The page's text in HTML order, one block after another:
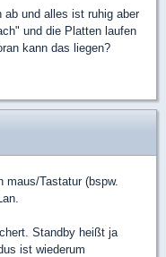
ab und alles ist ruhig aber
und die Platten laufen
kann das liegen?
maus/Tastatur (bspw.
Standby heißt ja
ist wiederum